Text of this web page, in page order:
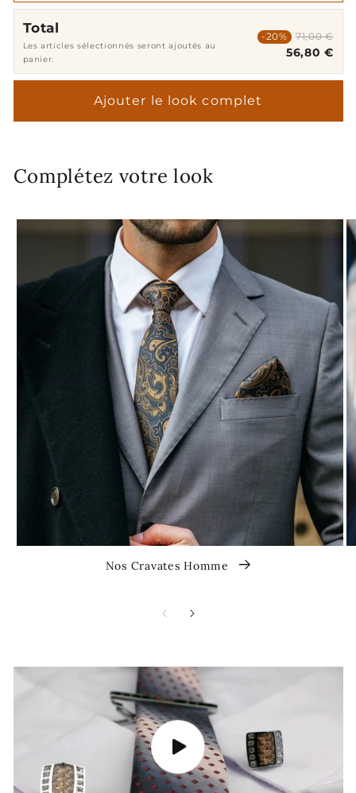
Total
Les articles sélectionnés seront ajoutés au
panier.
-20% 71,00 €
56,80 €
Ajouter le look complet
Complétez votre look
Nos Cravates Homme